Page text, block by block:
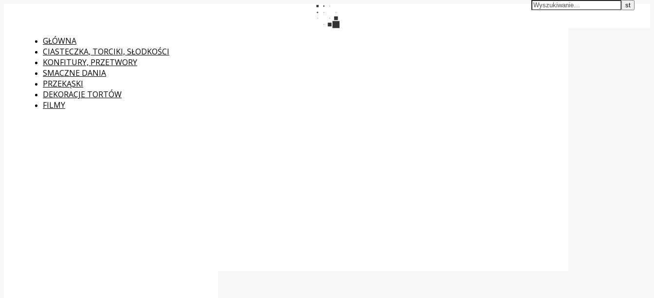
GŁÓWNA
CIASTECZKA, TORCIKI, SŁODKOŚCI
KONFITURY, PRZETWORY
SMACZNE DANIA
PRZEKĄSKI
DEKORACJE TORTÓW
FILMY